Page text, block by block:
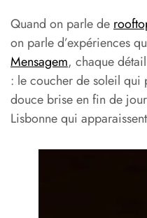
Quand on parle de
on parle d’expériences
Mensagem, chaque
: le coucher de soleil qui
douce brise en fin de
Lisbonne qui